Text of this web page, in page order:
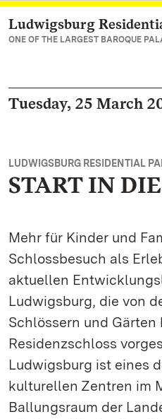
Navigate to main page
Ludwigsburg
ONE OF THE LARGEST BAROQUE
Tuesday, 25 March
LUDWIGSBURG RESIDENTIAL
START IN
Mehr für Kinder und
Schlossbesuch als
aktuellen
Ludwigsburg, die von
Schlössern und Gärten
Residenzschloss
Ludwigsburg ist eines
kulturellen Zentren im
Ballungsraum der